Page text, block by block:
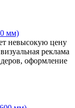
мм)
невысокую цену
реклама
оформление